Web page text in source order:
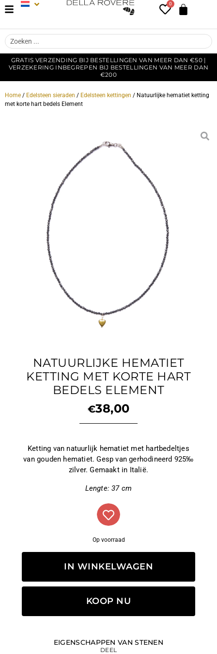
0
GRATIS VERZENDING BIJ BESTELLINGEN VAN MEER DAN €50 |
VERZEKERING INBEGREPEN BIJ BESTELLINGEN VAN MEER DAN
€200
Home / Edelsteen sieraden / Edelsteen kettingen / Natuurlijke hematiet ketting
met korte hart bedels Element
NATUURLIJKE HEMATIET
KETTING MET KORTE HART
BEDELS ELEMENT
€38,00
Ketting van natuurlijk hematiet met hartbedeltjes
van gouden hematiet. Gesp van gerhodineerd 925‰
zilver. Gemaakt in Italië.
Lengte: 37 cm
Op voorraad
IN WINKELWAGEN
KOOP NU
EIGENSCHAPPEN VAN STENEN
DEEL